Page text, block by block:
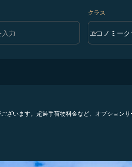
クラス
クラス option
エコノミーク
keyboard_arrow_down
います。超過手荷物料金など、オプション